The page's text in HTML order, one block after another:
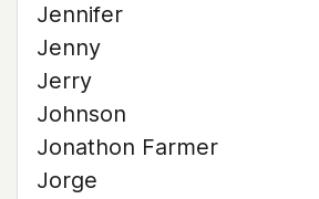
Jennifer
Jenny
Jerry
Johnson
Jonathon Farmer
Jorge